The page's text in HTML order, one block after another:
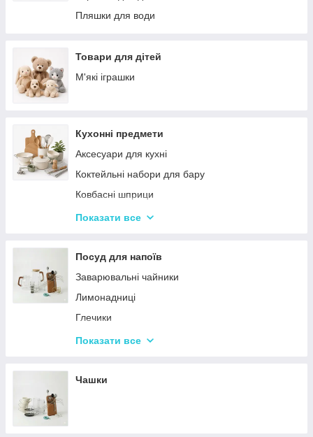
Палатки
Меблі для кемпінгу
Спальні мішки
Цукерки
Серветниці
Годинник настінний
Підсвічники
Вази для квітів
Статуетки
Пляшки для води
Товари для дітей
М'які іграшки
Кухонні предмети
Аксесуари для кухні
Коктейльні набори для бару
Ковбасні шприци
Кухонні підставки
Терки
Набори для спецій
Ємності для зберігання
Набори кухонних ножів і лопаток
Маслянки
Показати все
Посуд для напоїв
Заварювальні чайники
Лимонадниці
Глечики
Склянки
Келихи
Показати все
Чашки